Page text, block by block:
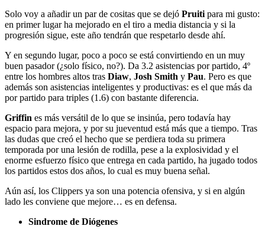
Solo voy a añadir un par de cositas que se dejó Pruiti para mi gusto:
en primer lugar ha mejorado en el tiro a media distancia y si la
progresión sigue, este año tendrán que respetarlo desde ahí.
Y en segundo lugar, poco a poco se está convirtiendo en un muy
buen pasador (¿solo físico, no?). Da 3.2 asistencias por partido, 4º
entre los hombres altos tras Diaw, Josh Smith y Pau. Pero es que
además son asistencias inteligentes y productivas: es el que más da
por partido para triples (1.6) con bastante diferencia.
Griffin es más versátil de lo que se insinúa, pero todavía hay
espacio para mejora, y por su jueventud está más que a tiempo. Tras
las dudas que creó el hecho que se perdiera toda su primera
temporada por una lesión de rodilla, pese a la explosividad y el
enorme esfuerzo físico que entrega en cada partido, ha jugado todos
los partidos estos dos años, lo cual es muy buena señal.
Aún así, los Clippers ya son una potencia ofensiva, y si en algún
lado les conviene que mejore… es en defensa.
Sindrome de Diógenes